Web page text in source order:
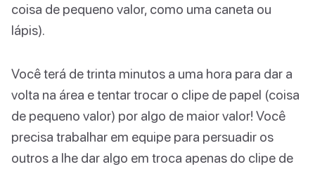
coisa de pequeno valor, como uma caneta ou
lápis).
Você terá de trinta minutos a uma hora para dar a
volta na área e tentar trocar o clipe de papel (coisa
de pequeno valor) por algo de maior valor! Você
precisa trabalhar em equipe para persuadir os
outros a lhe dar algo em troca apenas do clipe de